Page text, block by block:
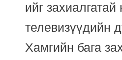
ийг
телевизүүдийн
Хамгийн бага